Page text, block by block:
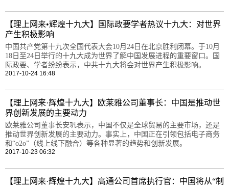
【理上网来•辉煌十九大】国际政要学者热议十九大：对世界
产生积极影响
中国共产党第十九次全国代表大会10月24日在北京胜利闭幕。于10月
18日至24日举行的十九大成为世界了解中国发展进程的重要窗口。国
际政要、学者纷纷表示，中共十九大将会对世界产生积极影响。
2017-10-24 16:48
【理上网来·辉煌十九大】欧莱雅公司董事长：中国是推动世
界创新发展的主要动力
欧莱雅公司董事长安巩表示，中国不仅是全球贸易的主要市场，还是
推动世界创新发展的主要动力。事实上，中国正在引领包括电子商务
和“o2o”（线上线下融合）等各种显著的趋势和创新发展。
2017-10-23 06:32
【理上网来·辉煌十九大】高通公司首席执行官：中国将从“制